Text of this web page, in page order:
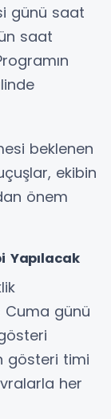
günü saat
saat
beklenen
ekibin
önem
Yapılacak
Cuma günü
gösteri timi
her